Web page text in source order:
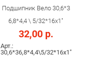
Подшипник Вело 30,6*3
6,8*4,4 \ 5/32*16x1"
32,00 р.
Арт.:
30,6*36,8*4,4\5/32*16x1"